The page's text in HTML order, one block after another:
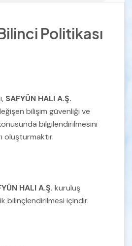
ve Toplu
Politikası
Kuralları
Politikası
SAFYÜN HALI A.Ş.
bilişim güvenliği ve
bilgilendirilmesini
oluşturmaktır.
HALI A.Ş. kuruluş
bilinçlendirilmesi içindir.